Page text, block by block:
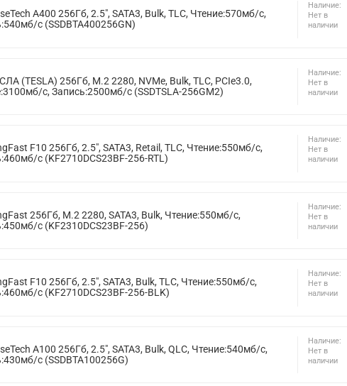
A400 256Гб, 2.5", SATA3, Bulk, TLC, Чтение:570мб/с,
с (SSDBTA400256GN)
Наличие:
Нет в
наличии
(TESLA) 256Гб, M.2 2280, NVMe, Bulk, TLC, PCIe3.0,
с, Запись:2500мб/с (SSDTSLA-256GM2)
Наличие:
Нет в
наличии
F10 256Гб, 2.5", SATA3, Retail, TLC, Чтение:550мб/с,
с (KF2710DCS23BF-256-RTL)
Наличие:
Нет в
наличии
256Гб, M.2 2280, SATA3, Bulk, Чтение:550мб/с,
с (KF2310DCS23BF-256)
Наличие:
Нет в
наличии
F10 256Гб, 2.5", SATA3, Bulk, TLC, Чтение:550мб/с,
с (KF2710DCS23BF-256-BLK)
Наличие:
Нет в
наличии
A100 256Гб, 2.5", SATA3, Bulk, QLC, Чтение:540мб/с,
с (SSDBTA100256G)
Наличие:
Нет в
наличии